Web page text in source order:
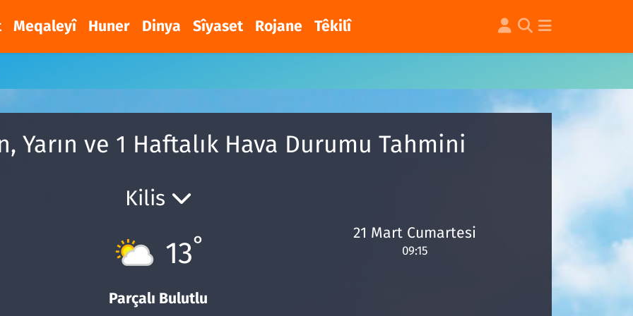
Meqaleyî Huner Dinya Sîyaset Rojane Têkilî
Yarın ve 1 Haftalık Hava Durumu Tahmini
Kilis
13°
Parçalı Bulutlu
21 Mart Cumartesi
09:15